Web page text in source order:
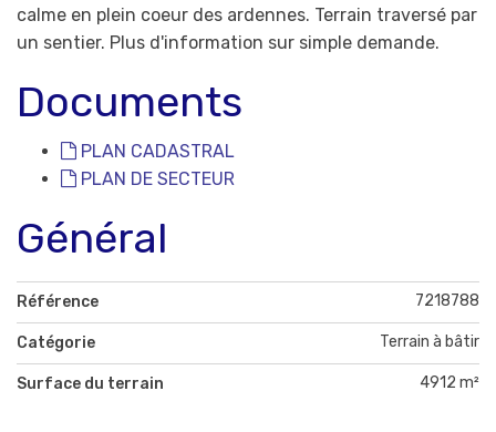
calme en plein coeur des ardennes. Terrain traversé par
un sentier. Plus d'information sur simple demande.
Documents
PLAN CADASTRAL
PLAN DE SECTEUR
Général
Référence 7218788
Catégorie Terrain à bâtir
Surface du terrain 4912 m²